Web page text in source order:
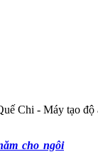
Chi - Máy tạo
cho ngôi